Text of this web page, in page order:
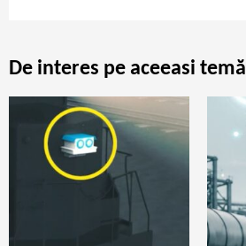
De interes pe aceeasi temă